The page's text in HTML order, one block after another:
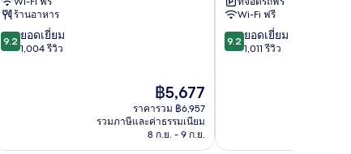
Gapร้านอาหาร
9.2
จาก
9.2 ยอดเยี่ยม
1,004 รีวิว
ราคา
ปัจจุบัน
คือ
฿5,677
฿5,677
ราคารวม ฿6,957
รวมภาษีและค่าธรรมเนียม
8 ก.ย. - 9 ก.ย.
Wi-Fi ฟรี
9.2
จาก
9.2 ยอดเยี่ยม
1,011 รีวิว